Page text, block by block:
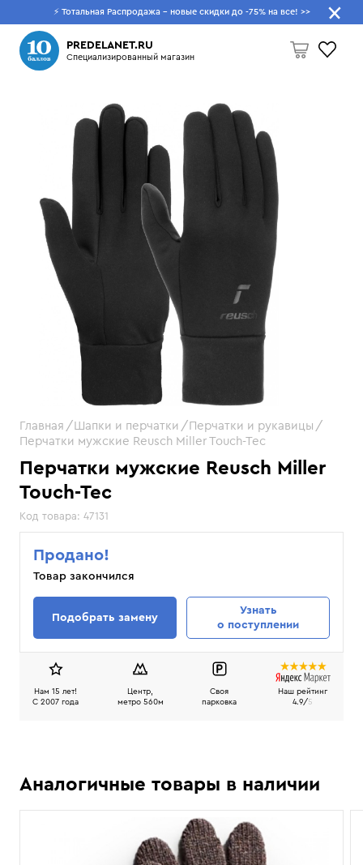
⚡ Тотальная Распродажа - новые скидки до -75% на все! >>
PREDELANET.RU
Специализированный магазин
Что будем искать?
Перчатки мужские Reusch Miller
Touch-Tec
Код товара: 47131
Главная Шапки и перчатки
Перчатки и рукавицы
Перчатки мужские Reusch Miller Touch-Tec
Продано!
Товар закончился
Подобрать замену
Узнать
о поступлении
Нам 15 лет!
C 2007 года
Центр,
метро 560м
Своя
парковка
Наш рейтинг
4.9/5
Аналогичные товары в наличии